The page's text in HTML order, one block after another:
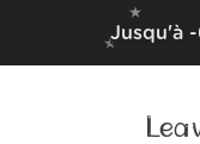
Jusqu'à